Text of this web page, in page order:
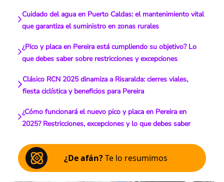
Cuidado del agua en Puerto Caldas: el mantenimiento vital
que garantiza el suministro en zonas rurales
¿Pico y placa en Pereira está cumpliendo su objetivo? Lo
que debes saber sobre restricciones y excepciones
Clásico RCN 2025 dinamiza a Risaralda: cierres viales,
fiesta ciclística y beneficios para Pereira
¿Cómo funcionará el nuevo pico y placa en Pereira en
2025? Restricciones, excepciones y lo que debes saber
¿De afán?Te lo resumimos